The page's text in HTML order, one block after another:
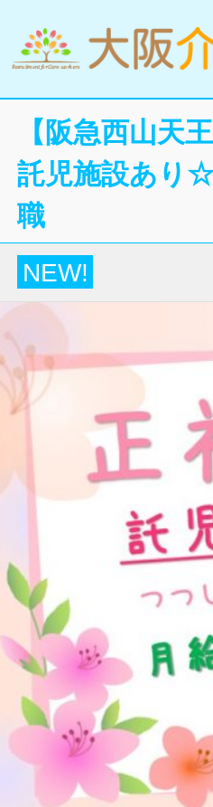
【阪急西山天
託児施設あり
職
NEW!